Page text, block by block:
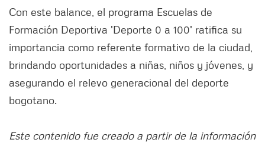
Con este balance, el programa Escuelas de
Formación Deportiva 'Deporte 0 a 100' ratifica su
importancia como referente formativo de la ciudad,
brindando oportunidades a niñas, niños y jóvenes, y
asegurando el relevo generacional del deporte
bogotano.
Este contenido fue creado a partir de la información